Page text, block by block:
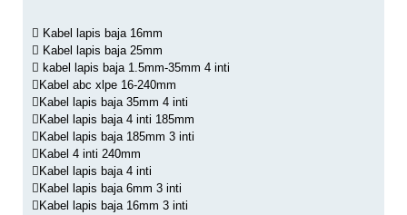
Kabel lapis baja 16mm
Kabel lapis baja 25mm
kabel lapis baja 1.5mm-35mm 4 inti
Kabel abc xlpe 16-240mm
Kabel lapis baja 35mm 4 inti
Kabel lapis baja 4 inti 185mm
Kabel lapis baja 185mm 3 inti
Kabel 4 inti 240mm
Kabel lapis baja 4 inti
Kabel lapis baja 6mm 3 inti
Kabel lapis baja 16mm 3 inti